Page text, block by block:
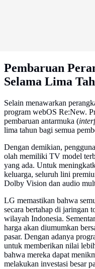
Pembaruan
Selama Lima
Selain menawarkan
program webOS Re:New.
pembaruan antarmuka (
lima tahun bagi semua
Dengan demikian,
olah memiliki TV model
yang ada. Untuk
keluarga, seluruh lini
Dolby Vision dan audio
LG memastikan bahwa
secara bertahap di jaringan
wilayah Indonesia.
harga akan diumumkan
pasar. Dengan adanya
untuk memberikan nilai
bahwa mereka dapat
melakukan investasi besar